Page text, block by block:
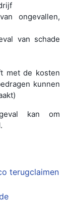
ongevallen,
van schade
met de kosten
kunnen
kan om
terugclaimen